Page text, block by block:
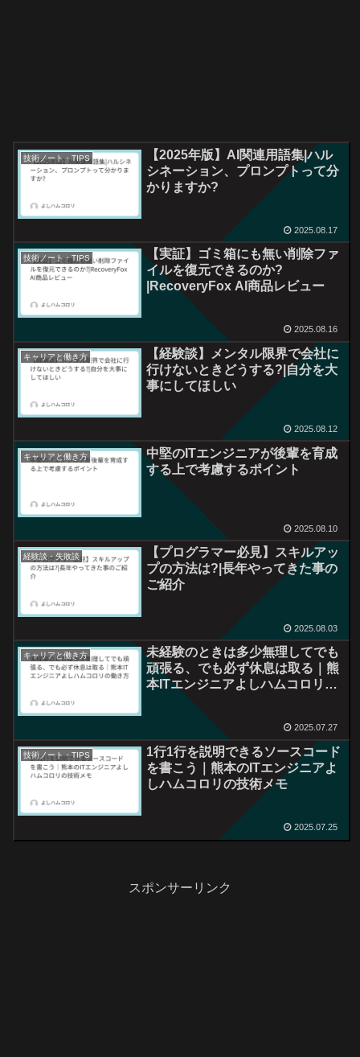
技術ノート・TIPS
【2025年版】AI関連用語集|ハル
シネーション、プロンプトって分
かりますか?
2025.08.17
技術ノート・TIPS
【実証】ゴミ箱にも無い削除ファ
イルを復元できるのか?
|RecoveryFox AI商品レビュー
2025.08.16
キャリアと働き方
【経験談】メンタル限界で会社に
行けないときどうする?|自分を大
事にしてほしい
2025.08.12
キャリアと働き方
中堅のITエンジニアが後輩を育成
する上で考慮するポイント
2025.08.10
経験談・失敗談
【プログラマー必見】スキルアッ
プの方法は?|長年やってきた事の
ご紹介
2025.08.03
キャリアと働き方
未経験のときは多少無理してでも
頑張る、でも必ず休息は取る｜熊
本ITエンジニアよしハムコロリの
2025.07.27
技術ノート・TIPS
1行1行を説明できるソースコード
を書こう｜熊本のITエンジニアよ
しハムコロリの技術メモ
2025.07.25
スポンサーリンク